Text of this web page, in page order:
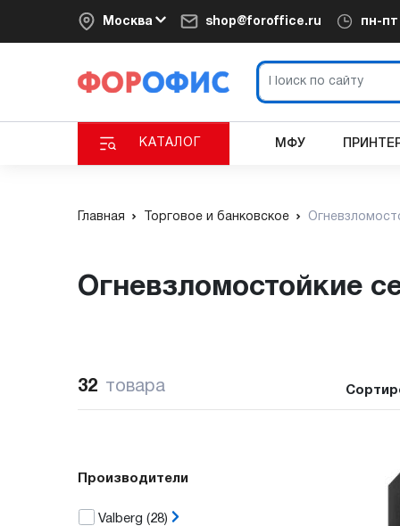
Москва shop@foroffice.ru пн-пт
КАТАЛОГ МФУ
Главная Торговое и банковское
Огневзломостойкие
32 товара
Производители
Valberg (28)